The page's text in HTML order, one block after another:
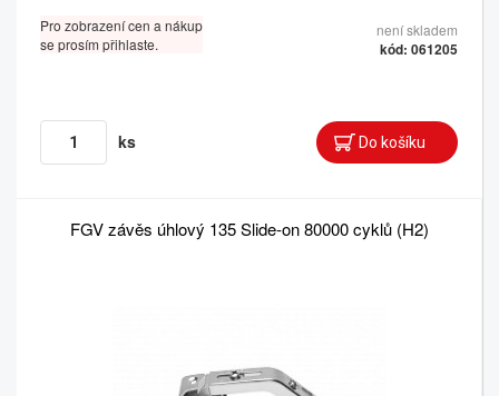
Pro zobrazení cen a nákup
se prosím přihlaste.
není skladem
kód: 061205
ks
FGV závěs úhlový 135 Slide-on 80000 cyklů (H2)